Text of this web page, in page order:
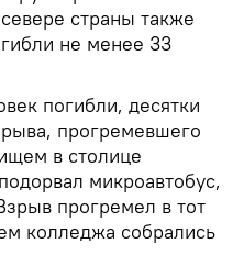
страны также
не менее 33
погибли, десятки
прогремевшего
в столице
микроавтобус,
прогремел в тот
колледжа собрались